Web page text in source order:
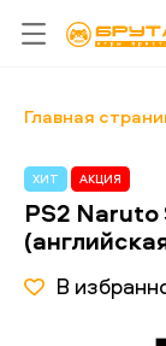
Главная
ХИТ АКЦИЯ
PS2
В